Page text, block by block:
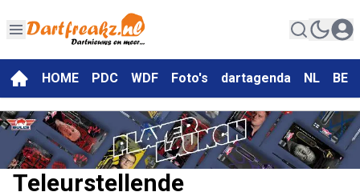
HOME PDC WDF Foto's dartagenda NL BE
Teleurstellende